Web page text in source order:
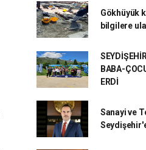
Gökhüyük
bilgilere
BABA-
ERDİ
Sanayi ve